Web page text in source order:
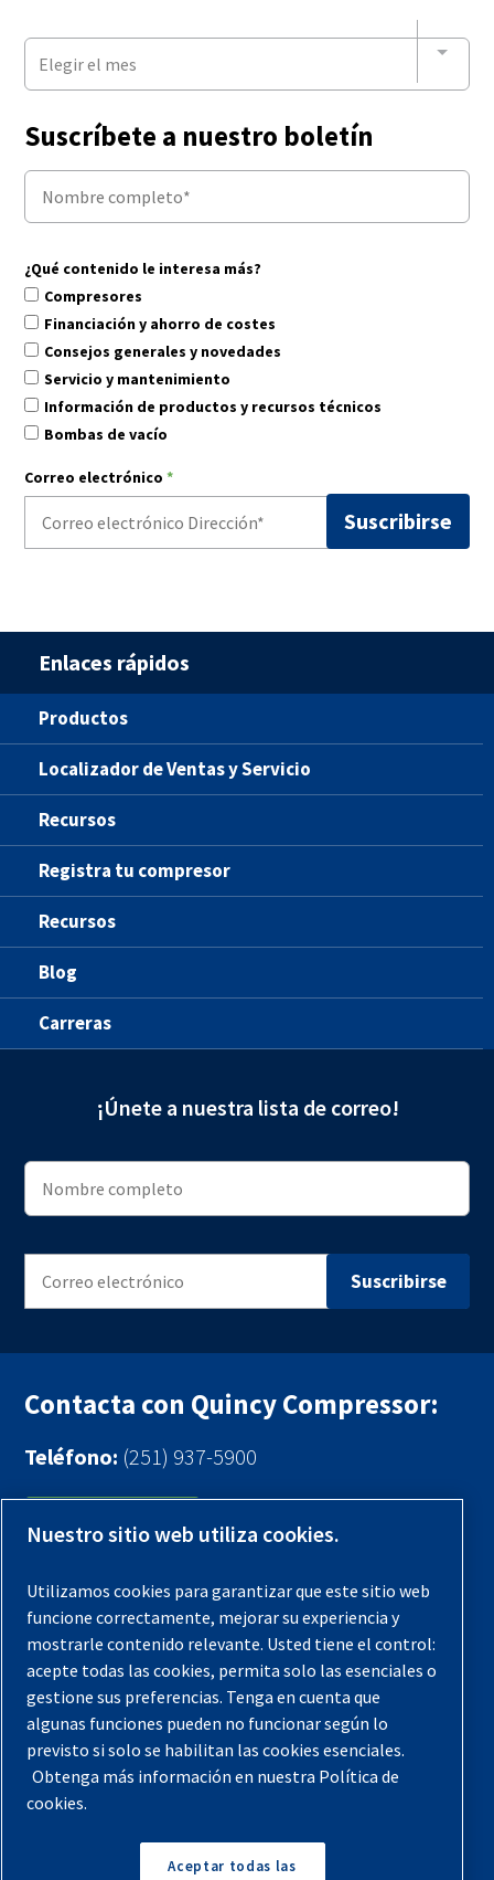
Elegir el mes
Suscríbete a nuestro boletín
¿Qué contenido le interesa más?
Compresores
Financiación y ahorro de costes
Consejos generales y novedades
Servicio y mantenimiento
Información de productos y recursos técnicos
Bombas de vacío
Correo electrónico *
Enlaces rápidos
Productos
Localizador de Ventas y Servicio
Recursos
Registra tu compresor
Recursos
Blog
Carreras
¡Únete a nuestra lista de correo!
Contacta con Quincy Compressor:
Teléfono: (251) 937-5900
Contáctenos
Registra tu compresor
Aviso legal
Garantías
Política de privacidad
Términos y Condiciones
Mapa del sitio
© 2026 Quincy Compressor. Todos los derechos
Nuestro sitio web utiliza cookies.
Utilizamos cookies para garantizar que este sitio web
funcione correctamente, mejorar su experiencia y
mostrarle contenido relevante. Usted tiene el control:
acepte todas las cookies, permita solo las esenciales o
gestione sus preferencias. Tenga en cuenta que
algunas funciones pueden no funcionar según lo
previsto si solo se habilitan las cookies esenciales.
Obtenga más información en nuestra Política de
cookies.
Aceptar todas las